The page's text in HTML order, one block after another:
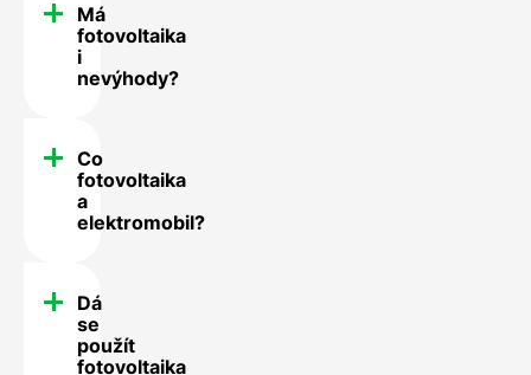
Má
fotovoltaika
i
nevýhody?
Co
fotovoltaika
a
elektromobil?
Dá
se
použít
fotovoltaika